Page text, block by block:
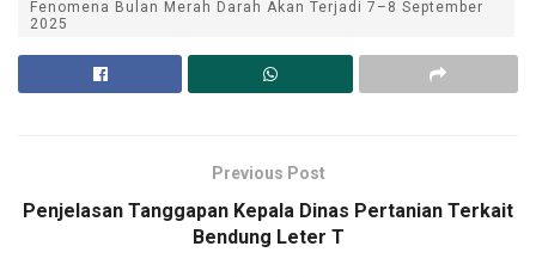
Fenomena Bulan Merah Darah Akan Terjadi 7–8 September
2025
Previous Post
Penjelasan Tanggapan Kepala Dinas Pertanian Terkait
Bendung Leter T